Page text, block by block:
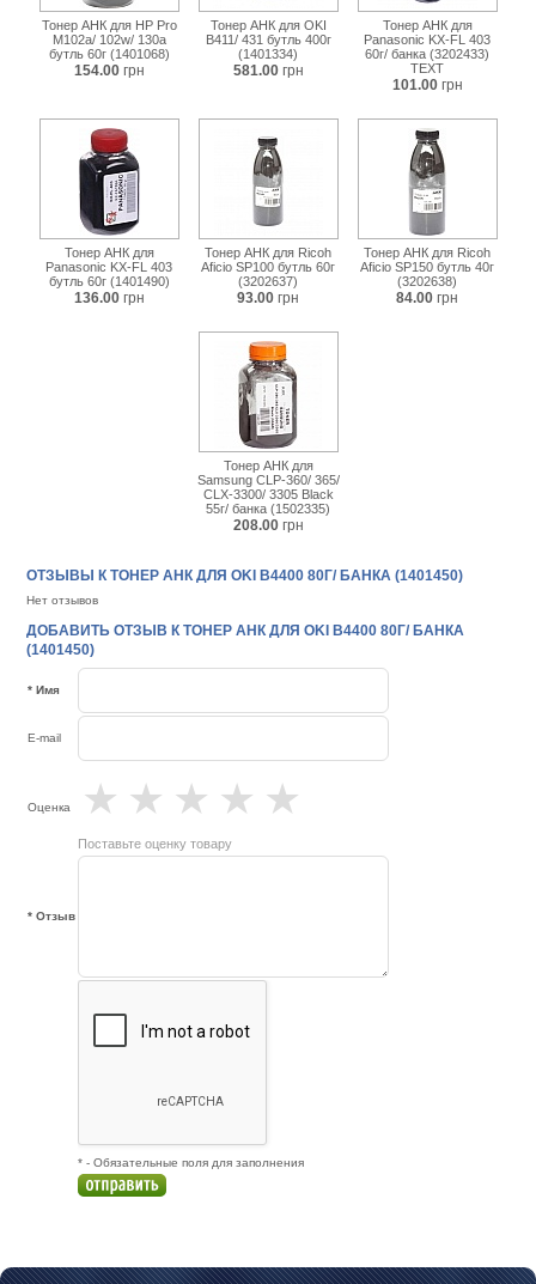
Тонер АНК для HP Pro
M102a/ 102w/ 130a
бутль 60г (1401068)
154.00 грн
Тонер АНК для OKI
B411/ 431 бутль 400г
(1401334)
581.00 грн
Тонер АНК для
Panasonic KX-FL 403
60г/ банка (3202433)
TEXT
101.00 грн
Тонер АНК для
Panasonic KX-FL 403
бутль 60г (1401490)
136.00 грн
Тонер АНК для Ricoh
Aficio SP100 бутль 60г
(3202637)
93.00 грн
Тонер АНК для Ricoh
Aficio SP150 бутль 40г
(3202638)
84.00 грн
Тонер АНК для
Samsung CLP-360/ 365/
CLX-3300/ 3305 Black
55г/ банка (1502335)
208.00 грн
ОТЗЫВЫ К ТОНЕР АНК ДЛЯ OKI B4400 80Г/ БАНКА (1401450)
Нет отзывов
ДОБАВИТЬ ОТЗЫВ К ТОНЕР АНК ДЛЯ OKI B4400 80Г/ БАНКА
(1401450)
* Имя
E-mail
Оценка ★
★
★
★
★
Поставьте оценку товару
* Отзыв
* - Обязательные поля для заполнения